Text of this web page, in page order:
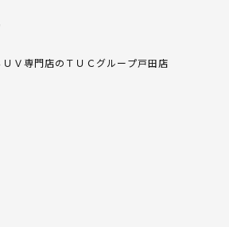
Ｖ専門店のＴＵＣグループ戸田店